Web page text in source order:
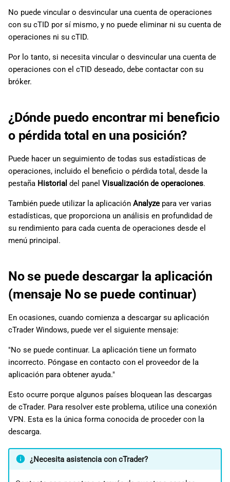
No puede vincular o desvincular una cuenta de operaciones
con su cTID por sí mismo, y no puede eliminar ni su cuenta de
operaciones ni su cTID.
Por lo tanto, si necesita vincular o desvincular una cuenta de
operaciones con el cTID deseado, debe contactar con su
bróker.
¿Dónde puedo encontrar mi beneficio
o pérdida total en una posición?
Puede hacer un seguimiento de todas sus estadísticas de
operaciones, incluido el beneficio o pérdida total, desde la
pestaña Historial del panel Visualización de operaciones.
También puede utilizar la aplicación Analyze para ver varias
estadísticas, que proporciona un análisis en profundidad de
su rendimiento para cada cuenta de operaciones desde el
menú principal.
No se puede descargar la aplicación
(mensaje No se puede continuar)
En ocasiones, cuando comienza a descargar su aplicación
cTrader Windows, puede ver el siguiente mensaje:
"No se puede continuar. La aplicación tiene un formato
incorrecto. Póngase en contacto con el proveedor de la
aplicación para obtener ayuda."
Esto ocurre porque algunos países bloquean las descargas
de cTrader. Para resolver este problema, utilice una conexión
VPN. Esta es la única forma conocida de proceder con la
descarga.
¿Necesita asistencia con cTrader?